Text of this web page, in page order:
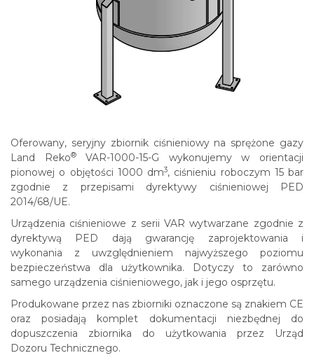
Oferowany, seryjny zbiornik ciśnieniowy na sprężone gazy
Land Reko®VAR-1000-15-G wykonujemy w orientacji
pionowej o objętości 1000 dm3, ciśnieniu roboczym 15 bar
zgodnie z przepisami dyrektywy ciśnieniowej PED
2014/68/UE.
Urządzenia ciśnieniowe z serii VAR wytwarzane zgodnie z
dyrektywą PED dają gwarancję zaprojektowania i
wykonania z uwzględnieniem najwyższego poziomu
bezpieczeństwa dla użytkownika. Dotyczy to zarówno
samego urządzenia ciśnieniowego, jak i jego osprzętu.
Produkowane przez nas zbiorniki oznaczone są znakiem CE
oraz posiadają komplet dokumentacji niezbędnej do
dopuszczenia zbiornika do użytkowania przez Urząd
Dozoru Technicznego.